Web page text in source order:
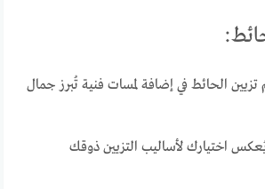
الحائط في إضافة لمسات فنية تُبرز جمال
اختيارك لأساليب التزيين ذوقك